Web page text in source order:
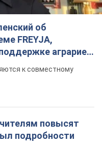
об
FREYJA,
аграриев.
к совместному
повысят
подробности